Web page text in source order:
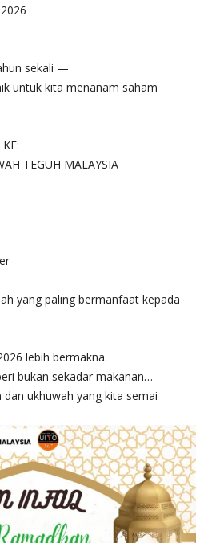
sekali —
untuk kita menanam saham
TEGUH MALAYSIA
yang paling bermanfaat kepada
lebih bermakna.
bukan sekadar makanan…
ukhuwah yang kita semai